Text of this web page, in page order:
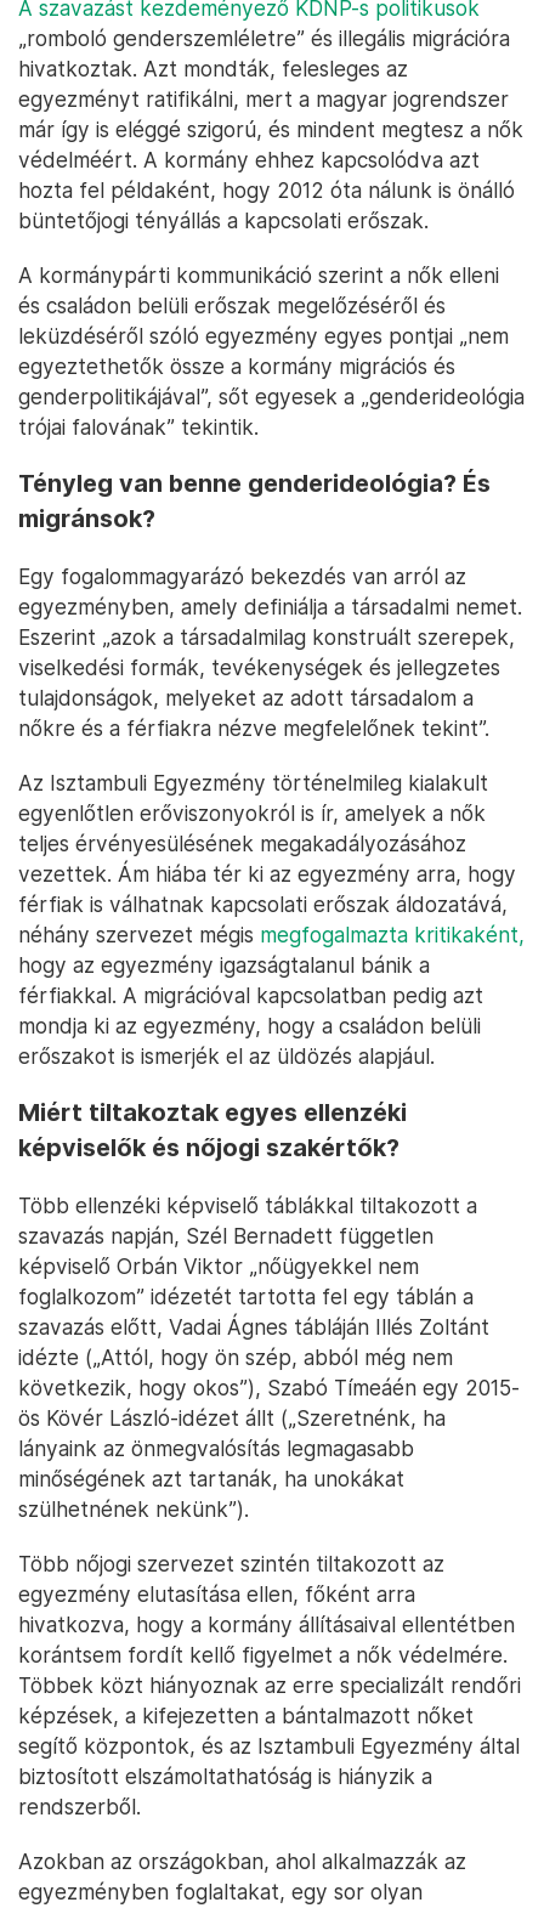
A szavazást kezdeményező KDNP-s politikusok
„romboló genderszemléletre” és illegális migrációra
hivatkoztak. Azt mondták, felesleges az
egyezményt ratifikálni, mert a magyar jogrendszer
már így is eléggé szigorú, és mindent megtesz a nők
védelméért. A kormány ehhez kapcsolódva azt
hozta fel példaként, hogy 2012 óta nálunk is önálló
büntetőjogi tényállás a kapcsolati erőszak.
A kormánypárti kommunikáció szerint a nők elleni
és családon belüli erőszak megelőzéséről és
leküzdéséről szóló egyezmény egyes pontjai „nem
egyeztethetők össze a kormány migrációs és
genderpolitikájával”, sőt egyesek a „genderideológia
trójai falovának” tekintik.
Tényleg van benne genderideológia? És
migránsok?
Egy fogalommagyarázó bekezdés van arról az
egyezményben, amely definiálja a társadalmi nemet.
Eszerint „azok a társadalmilag konstruált szerepek,
viselkedési formák, tevékenységek és jellegzetes
tulajdonságok, melyeket az adott társadalom a
nőkre és a férfiakra nézve megfelelőnek tekint”.
Az Isztambuli Egyezmény történelmileg kialakult
egyenlőtlen erőviszonyokról is ír, amelyek a nők
teljes érvényesülésének megakadályozásához
vezettek. Ám hiába tér ki az egyezmény arra, hogy
férfiak is válhatnak kapcsolati erőszak áldozatává,
néhány szervezet mégis megfogalmazta kritikaként,
hogy az egyezmény igazságtalanul bánik a
férfiakkal. A migrációval kapcsolatban pedig azt
mondja ki az egyezmény, hogy a családon belüli
erőszakot is ismerjék el az üldözés alapjául.
Miért tiltakoztak egyes ellenzéki
képviselők és nőjogi szakértők?
Több ellenzéki képviselő táblákkal tiltakozott a
szavazás napján, Szél Bernadett független
képviselő Orbán Viktor „nőügyekkel nem
foglalkozom” idézetét tartotta fel egy táblán a
szavazás előtt, Vadai Ágnes tábláján Illés Zoltánt
idézte („Attól, hogy ön szép, abból még nem
következik, hogy okos”), Szabó Tímeáén egy 2015-
ös Kövér László-idézet állt („Szeretnénk, ha
lányaink az önmegvalósítás legmagasabb
minőségének azt tartanák, ha unokákat
szülhetnének nekünk”).
Több nőjogi szervezet szintén tiltakozott az
egyezmény elutasítása ellen, főként arra
hivatkozva, hogy a kormány állításaival ellentétben
korántsem fordít kellő figyelmet a nők védelmére.
Többek közt hiányoznak az erre specializált rendőri
képzések, a kifejezetten a bántalmazott nőket
segítő központok, és az Isztambuli Egyezmény által
biztosított elszámoltathatóság is hiányzik a
rendszerből.
Azokban az országokban, ahol alkalmazzák az
egyezményben foglaltakat, egy sor olyan